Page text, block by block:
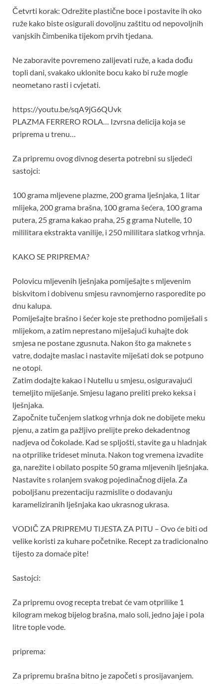
Četvrti korak: Odrežite plastične boce i postavite ih oko
ruže kako biste osigurali dovoljnu zaštitu od nepovoljnih
vanjskih čimbenika tijekom prvih tjedana.
Ne zaboravite povremeno zalijevati ruže, a kada dođu
topli dani, svakako uklonite bocu kako bi ruže mogle
neometano rasti i cvjetati.
https://youtu.be/sqA9jG6QUvk
PLAZMA FERRERO ROLA… Izvrsna delicija koja se
priprema u trenu…
Za pripremu ovog divnog deserta potrebni su sljedeći
sastojci:
100 grama mljevene plazme, 200 grama lješnjaka, 1 litar
mlijeka, 200 grama brašna, 100 grama šećera, 100 grama
putera, 25 grama kakao praha, 25 g grama Nutelle, 10
mililitara ekstrakta vanilije, i 250 mililitara slatkog vrhnja.
KAKO SE PRIPREMA?
Polovicu mljevenih lješnjaka pomiješajte s mljevenim
biskvitom i dobivenu smjesu ravnomjerno rasporedite po
dnu kalupa.
Pomiješajte brašno i šećer koje ste prethodno pomiješali s
mlijekom, a zatim neprestano miješajući kuhajte dok
smjesa ne postane zgusnuta. Nakon što ga maknete s
vatre, dodajte maslac i nastavite miješati dok se potpuno
ne otopi.
Zatim dodajte kakao i Nutellu u smjesu, osiguravajući
temeljito miješanje. Smjesu lagano preliti preko keksa i
lješnjaka.
Započnite tučenjem slatkog vrhnja dok ne dobijete meku
pjenu, a zatim ga pažljivo prelijte preko dekadentnog
nadjeva od čokolade. Kad se spljošti, stavite ga u hladnjak
na otprilike trideset minuta. Nakon tog vremena izvadite
ga, narežite i obilato pospite 50 grama mljevenih lješnjaka.
Nastavite s rolanjem svakog pojedinačnog dijela. Za
poboljšanu prezentaciju razmislite o dodavanju
karameliziranih lješnjaka kao ukrasnog ukrasa.
VODIČ ZA PRIPREMU TIJESTA ZA PITU – Ovo će biti od
velike koristi za kuhare početnike. Recept za tradicionalno
tijesto za domaće pite!
Sastojci:
Za pripremu ovog recepta trebat će vam otprilike 1
kilogram mekog bijelog brašna, malo soli, jedno jaje i pola
litre tople vode.
priprema:
Za pripremu brašna bitno je započeti s prosijavanjem.